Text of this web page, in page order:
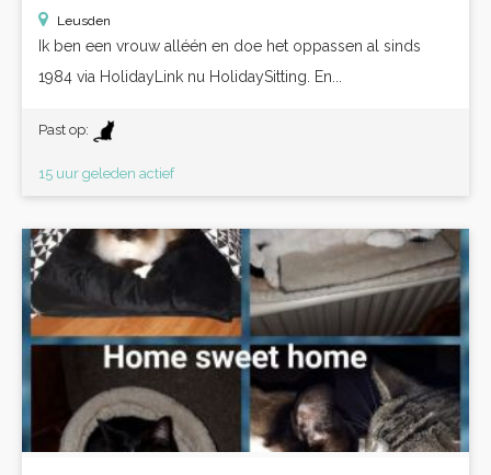
Leusden
Ik ben een vrouw alléén en doe het oppassen al sinds
1984 via HolidayLink nu HolidaySitting. En...
Past op:
15 uur geleden actief